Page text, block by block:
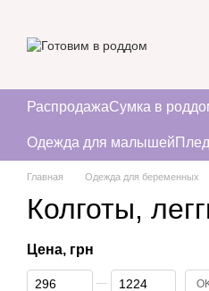
РаспродажаСумка в
Одежда для малышей
Главная Одежда для беременных
Колготы,
Цена, грн
От Цена, грн
До Цена, грн